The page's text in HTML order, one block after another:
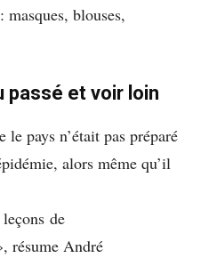
blouses,
passé et voir loin
pays n’était pas préparé
alors même qu’il
de
résume André